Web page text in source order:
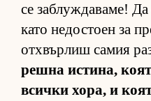
се заб­луж­да­ва­ме!
като не­дос­тоен за
от­х­вър­лиш са­мия
решна ис­ти­на,
всички хо­ра, и